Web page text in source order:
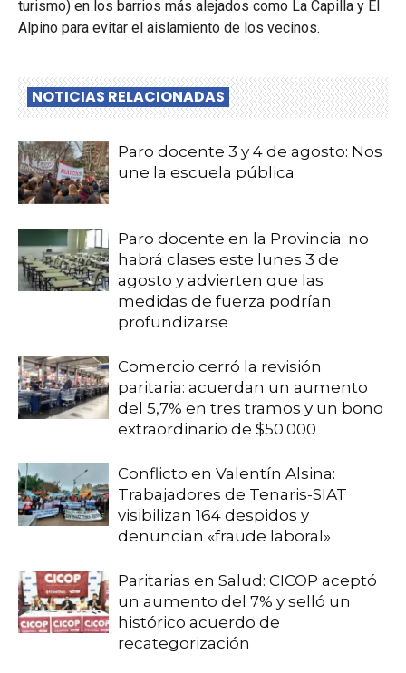
turismo) en los barrios más alejados como La Capilla y El
Alpino para evitar el aislamiento de los vecinos.
NOTICIAS RELACIONADAS
Paro docente 3 y 4 de agosto: Nos
une la escuela pública
Paro docente en la Provincia: no
habrá clases este lunes 3 de
agosto y advierten que las
medidas de fuerza podrían
profundizarse
Comercio cerró la revisión
paritaria: acuerdan un aumento
del 5,7% en tres tramos y un bono
extraordinario de $50.000
Conflicto en Valentín Alsina:
Trabajadores de Tenaris-SIAT
visibilizan 164 despidos y
denuncian «fraude laboral»
Paritarias en Salud: CICOP aceptó
un aumento del 7% y selló un
histórico acuerdo de
recategorización